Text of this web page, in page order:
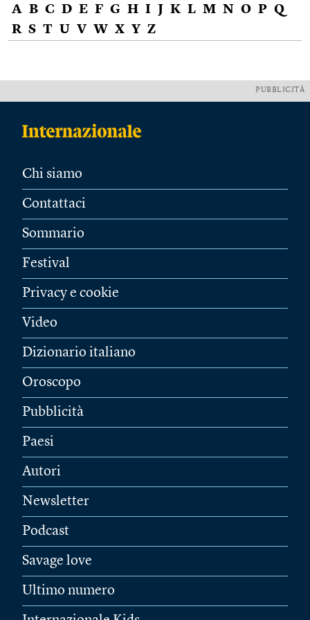
A B C D E F G H I J K L M N O P Q
R S T U V W X Y Z
PUBBLICITÀ
Chi siamo
Contattaci
Sommario
Festival
Privacy e cookie
Video
Dizionario italiano
Oroscopo
Pubblicità
Paesi
Autori
Newsletter
Podcast
Savage love
Ultimo numero